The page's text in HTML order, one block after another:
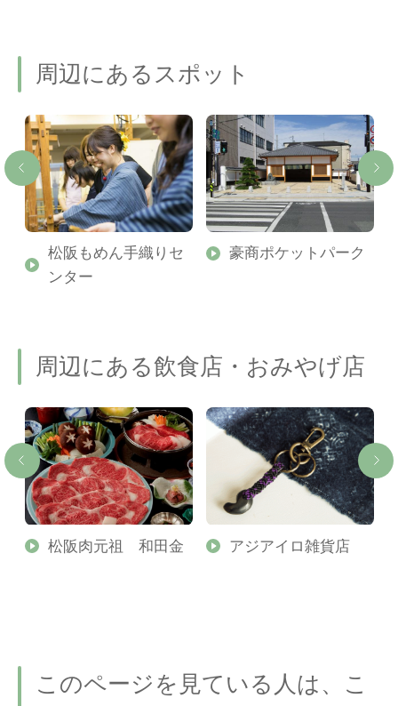
周辺にあるスポット
松阪もめん手織りセ
ンター
豪商ポケットパーク
周辺にある飲食店・おみやげ店
松阪肉元祖 和田金 アジアイロ雑貨店
このページを見ている人は、こ